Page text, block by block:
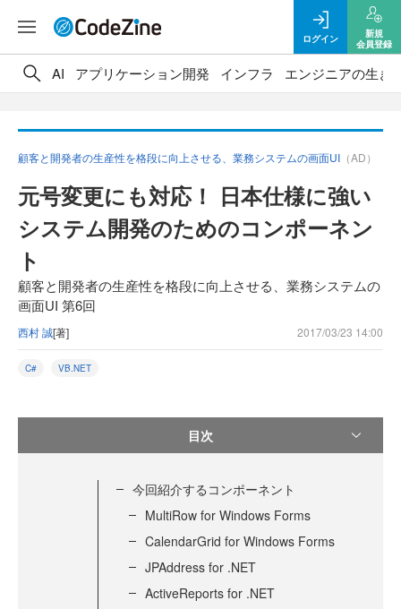
ログイン
新規
会員登録
AI アプリケーション開発 インフラ エンジニアの生き
顧客と開発者の生産性を格段に向上させる、業務システムの画面UI （AD）
元号変更にも対応！ 日本仕様に強い
システム開発のためのコンポーネン
ト
顧客と開発者の生産性を格段に向上させる、業務システムの
画面UI 第6回
西村 誠[著] 2017/03/23 14:00
C# VB.NET
目次
今回紹介するコンポーネント
MultiRow for Windows Forms
CalendarGrid for Windows Forms
JPAddress for .NET
ActiveReports for .NET